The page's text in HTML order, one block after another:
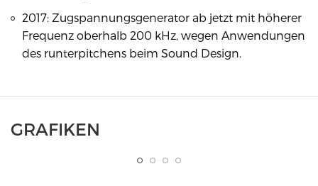
2017: Zugspannungsgenerator ab jetzt mit höherer
Frequenz oberhalb 200 kHz, wegen Anwendungen
des runterpitchens beim Sound Design.
GRAFIKEN